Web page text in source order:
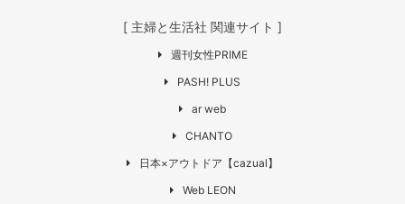
[ 主婦と生活社 関連サイト ]
週刊女性PRIME
PASH! PLUS
ar web
CHANTO
日本×アウトドア【cazual】
Web LEON